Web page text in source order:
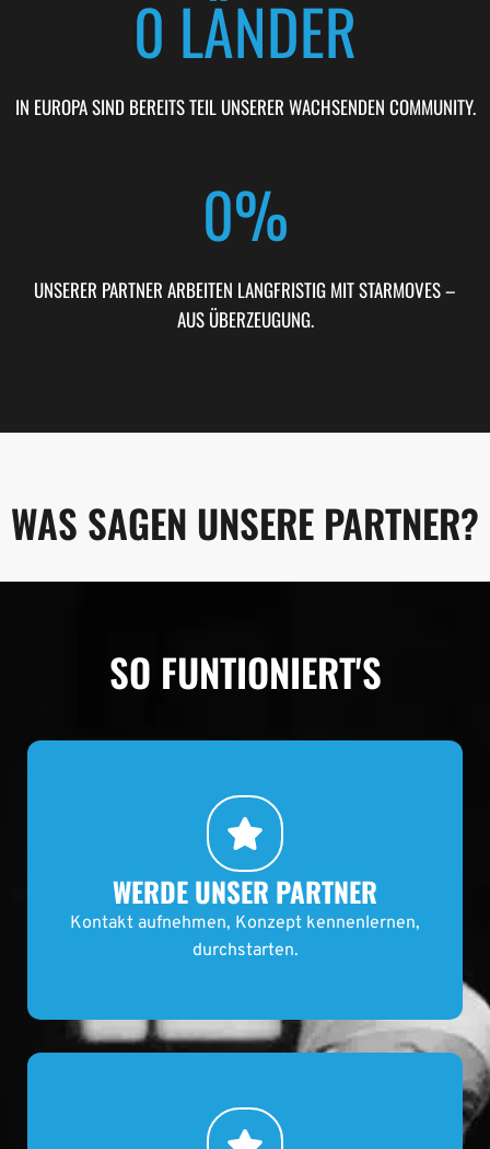
0 LÄNDER
IN EUROPA SIND BEREITS TEIL UNSERER WACHSENDEN COMMUNITY.
0%
UNSERER PARTNER ARBEITEN LANGFRISTIG MIT STARMOVES –
AUS ÜBERZEUGUNG.
WAS SAGEN UNSERE PARTNER?
SO FUNTIONIERT'S
WERDE UNSER PARTNER
Kontakt aufnehmen, Konzept kennenlernen,
durchstarten.